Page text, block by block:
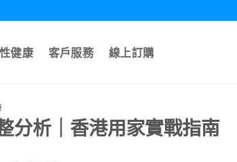
健康 客戶服務 線上訂購
分析｜香港用家實戰指南